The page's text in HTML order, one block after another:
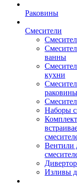
Раковины
Смесители
ванны
кухни
раковины
Наборы
Вентили
Изливы